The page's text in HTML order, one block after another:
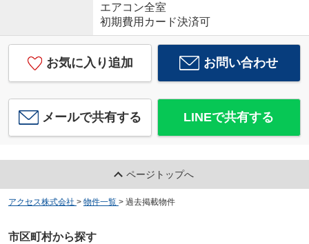
エアコン全室
初期費用カード決済可
お気に入り追加 お問い合わせ
メールで共有する LINEで共有する
ページトップへ
アクセス株式会社 > 物件一覧 > 過去掲載物件
市区町村から探す